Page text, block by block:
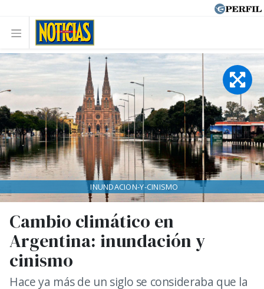
Cambio climático en
Argentina: inundación y
cinismo
Hace ya más de un siglo se consideraba que la
INUNDACION-Y-CINISMO